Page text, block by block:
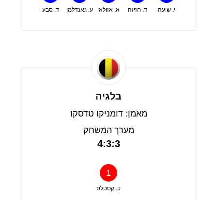
ד. סבע ע. גאנדלמן א. אזולאי ד. חזיזה י. שועה
בלגיה
מאמן: דומניקו טדסקו
מערך המשחק
4:3:3
1
ק. קסטלס